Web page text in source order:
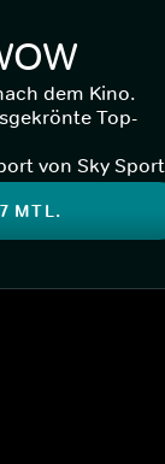
dem Kino.
Top-
von Sky Sport
MTL.